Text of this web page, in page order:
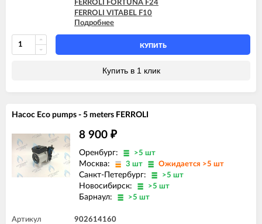
FERROLI FORTUNA F24
FERROLI VITABEL F10
FERROLI VITABEL F13
FERROLI VITABEL F16
FERROLI VITABEL F18
FERROLI VITABEL F20
Подробнее
КУПИТЬ
Купить в 1 клик
Насос Eco pumps - 5 meters FERROLI
8 900 ₽
Оренбург: >5 шт
Москва: 3 шт Ожидается >5 шт
Санкт-Петербург: >5 шт
Новосибирск: >5 шт
Барнаул: >5 шт
Артикул 902614160